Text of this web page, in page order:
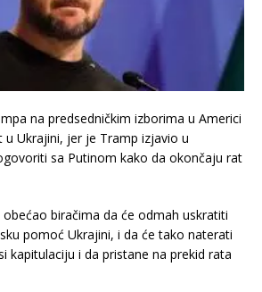
na predsedničkim izborima u Americi
Ukrajini, jer je Tramp izjavio u
sa Putinom kako da okončaju rat
biračima da će odmah uskratiti
pomoć Ukrajini, i da će tako naterati
kapitulaciju i da pristane na prekid rata